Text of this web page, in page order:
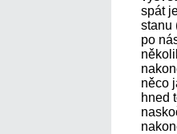
spát
stanu
po
něco
hned